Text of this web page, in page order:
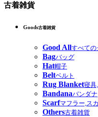
古着雑貨
Goods古着雑貨
Good Allすべての
Bagバッグ
Hat帽子
Beltベルト
Rug Blanket寝具
Bandanaバンダナ
Scarfマフラー,ス
Others古着雑貨